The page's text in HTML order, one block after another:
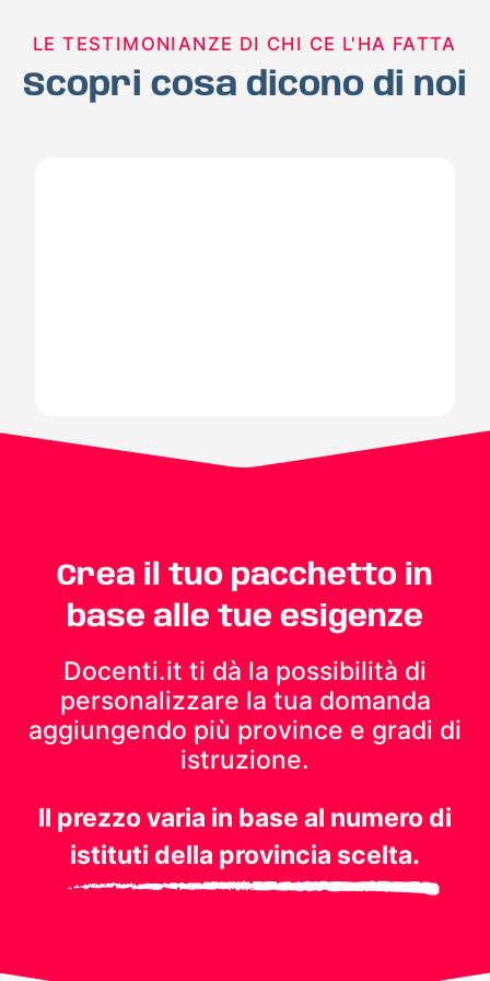
LE TESTIMONIANZE DI CHI CE L'HA FATTA
Scopri cosa dicono di noi
Crea il tuo pacchetto in
base alle tue esigenze
Docenti.it ti dà la possibilità di
personalizzare la tua domanda
aggiungendo più province e gradi di
istruzione.
Il prezzo varia in base al numero di
istituti della provincia scelta.